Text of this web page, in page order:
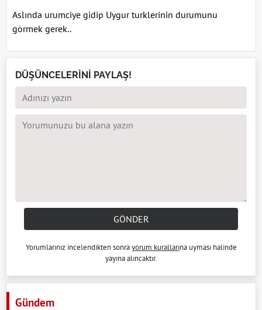
Aslında urumciye gidip Uygur turklerinin durumunu
görmek gerek..
DÜŞÜNCELERİNİ PAYLAŞ!
GÖNDER
Yorumlarınız incelendikten sonrayorum kurallarına uyması halinde
yayına alıncaktır.
Gündem